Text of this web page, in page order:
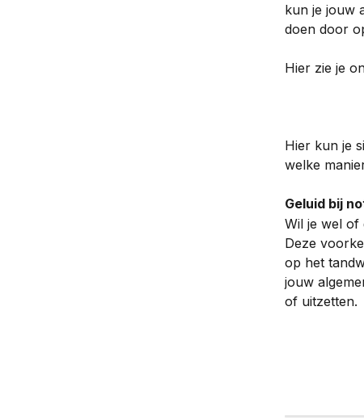
kun je jouw
doen door
Hier zie je
Hier kun je
welke
Geluid bij
Wil je wel of
Deze
op het
jouw
of uitzetten.